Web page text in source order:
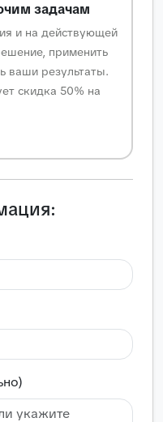
задачам
и на действующей
применить
ваши результаты.
скидка 50% на